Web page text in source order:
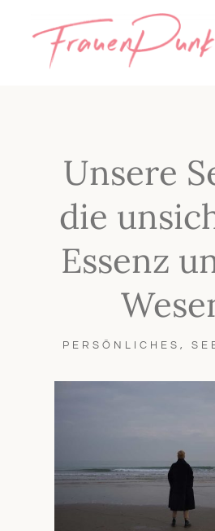
Unsere
die
Essenz
PERSÖNLICHES ,